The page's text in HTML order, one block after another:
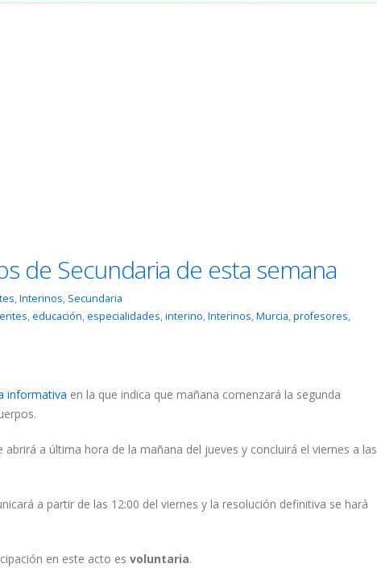
de Secundaria de esta semana
,Interinos, Secundaria
,educación,especialidades,interino,Interinos,Murcia,profesores,
informativa en la que indica que mañana comenzará la segunda
a última hora de la mañana del jueves y concluirá el viernes a las
a partir de las 12:00 del viernes y la resolución definitiva se hará
en este acto es voluntaria.